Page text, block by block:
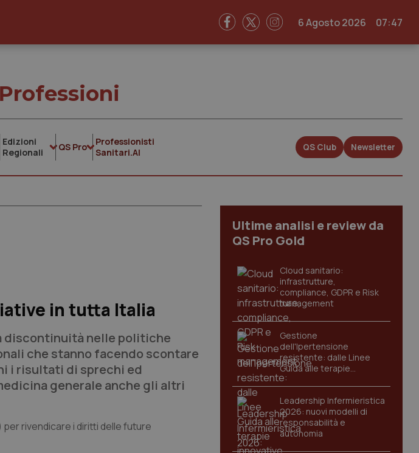
6 Agosto 2026 07:47
Edizioni
Regionali
QS Pro
Professionisti
Sanitari.AI
QS Club Newsletter
in tutta Italia
discontinuità nelle politiche
che stanno facendo scontare
i risultati di sprechi ed
generale anche gli altri
per rivendicare i diritti delle future
Ultime analisi e review da
QS Pro Gold
Cloud sanitario:
infrastrutture,
compliance, GDPR e Risk
management
Gestione
dell'Ipertensione
resistente: dalle Linee
Guida alle terapie
innovative
Leadership Infermieristica
2026: nuovi modelli di
responsabilità e
autonomia